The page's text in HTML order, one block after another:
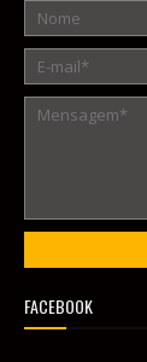
FACEBOOK